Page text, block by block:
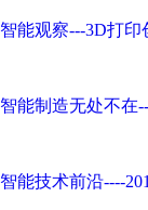
智能观察---3D打印
智能制造无处不在
智能技术前沿----